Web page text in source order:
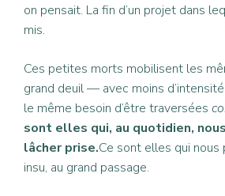
on pensait. La fin d’un projet dans
mis.
Ces petites morts mobilisent les
grand deuil — avec moins
le même besoin d’être traversées
sont elles qui, au quotidien,
lâcher prise.Ce sont elles qui nous
insu, au grand passage.